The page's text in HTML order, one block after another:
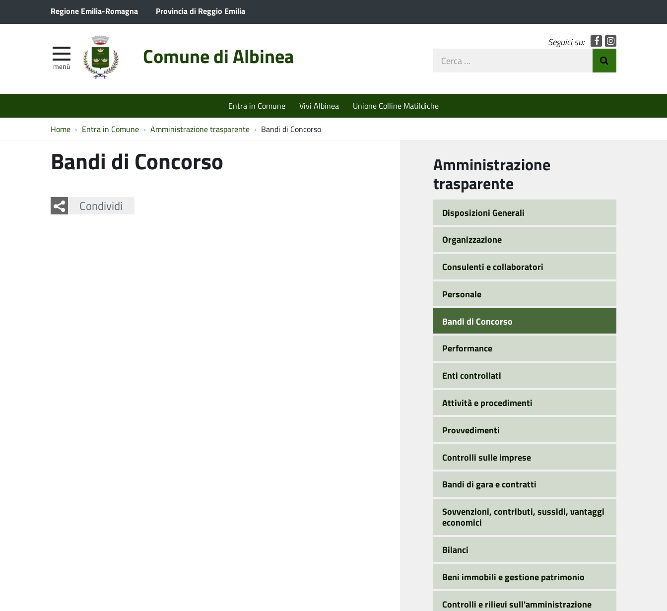
Regione Emilia-Romagna Provincia di Reggio Emilia
Comune di Albinea
menù
Seguici su: Facebook
Cerca
Entra in Comune Vivi Albinea Unione Colline Matildiche
Home Entra in Comune Amministrazione trasparente Bandi di Concorso
Bandi di Concorso
Condividi
Facebook
Twitter
Whatsapp
Amministrazione
trasparente
Disposizioni Generali
Organizzazione
Consulenti e collaboratori
Personale
Bandi di Concorso
Performance
Enti controllati
Attività e procedimenti
Provvedimenti
Controlli sulle imprese
Bandi di gara e contratti
Sovvenzioni, contributi, sussidi, vantaggi
economici
Bilanci
Beni immobili e gestione patrimonio
Controlli e rilievi sull'amministrazione